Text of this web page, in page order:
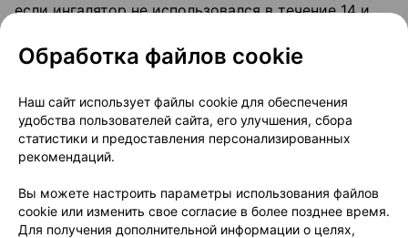
если ингалятор не использовался в течение 14 и
ингаляционного раствора в воздух, чтобы
Каким образом применяется ингалятор
Во время вдоха лекарственного препарата, по
расслаблено.
Обработка файлов cookie
Наш сайт использует файлы cookie для обеспечения
удобства пользователей сайта, его улучшения, сбора
статистики и предоставления персонализированных
рекомендаций.
Вы можете настроить параметры использования файлов
cookie или изменить свое согласие в более позднее время.
Для получения дополнительной информации о целях,